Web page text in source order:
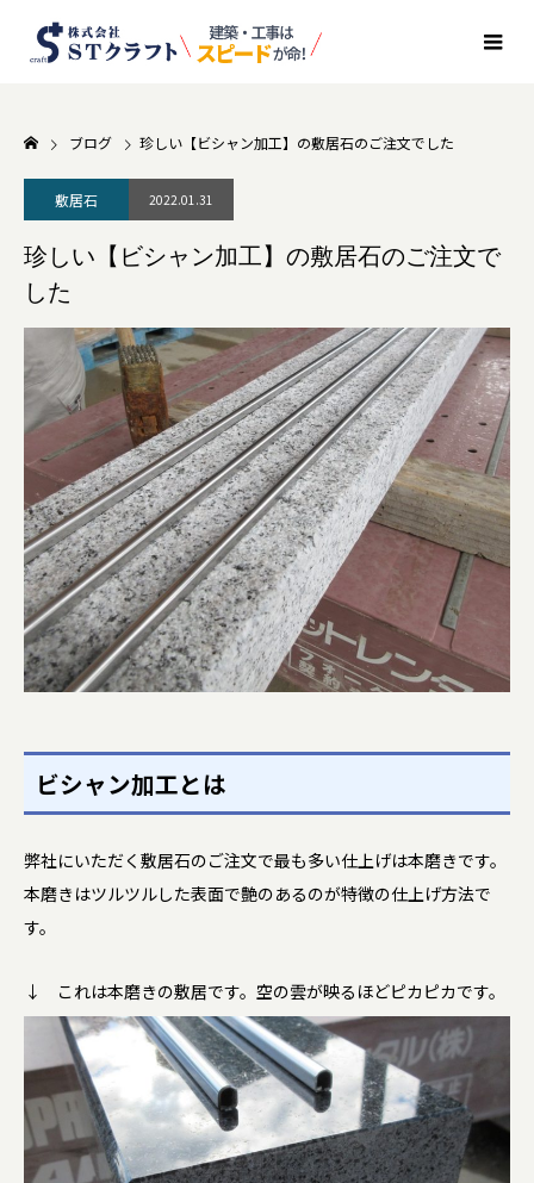
ブログ 珍しい【ビシャン加工】の敷居石のご注文でした
敷居石 2022.01.31
珍しい【ビシャン加工】の敷居石のご注文で
した
ビシャン加工とは
弊社にいただく敷居石のご注文で最も多い仕上げは本磨きです。
本磨きはツルツルした表面で艶のあるのが特徴の仕上げ方法で
す。
↓ これは本磨きの敷居です。空の雲が映るほどピカピカです。